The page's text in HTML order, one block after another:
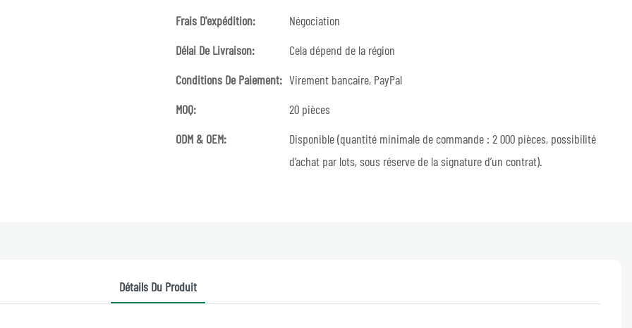
Frais D'expédition:
Négociation
Délai De Livraison:
Cela dépend de la région
Conditions De Paiement: Virement bancaire, PayPal
MOQ:
20 pièces
ODM & OEM:
Disponible (quantité minimale de commande : 2 000 pièces, possibilité
d’achat par lots, sous réserve de la signature d’un contrat).
Détails Du Produit